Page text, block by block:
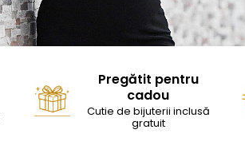
Pregătit pentru
cadou
Cutie de bijuterii inclusă
gratuit